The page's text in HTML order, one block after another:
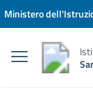
Vai ai contenuti
Vai al menu di
Vai al footer
Ministero